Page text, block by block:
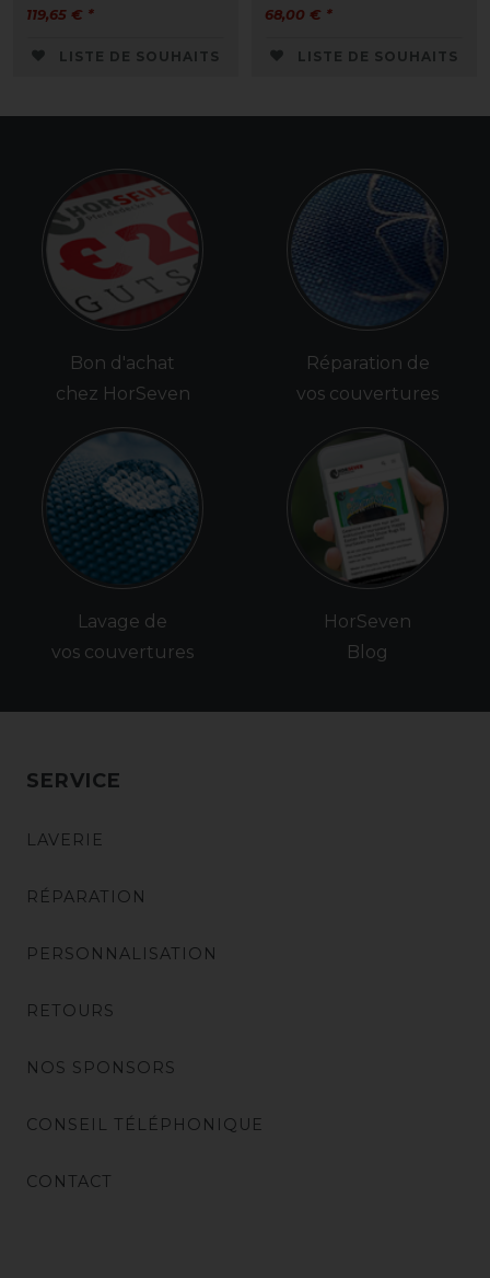
119,65 € *
LISTE DE SOUHAITS
68,00 € *
LISTE DE SOUHAITS
Bon d'achat
chez HorSeven
Lavage de
vos couvertures
Réparation de
vos couvertures
HorSeven
Blog
SERVICE
LAVERIE
RÉPARATION
PERSONNALISATION
RETOURS
NOS SPONSORS
CONSEIL TÉLÉPHONIQUE
CONTACT